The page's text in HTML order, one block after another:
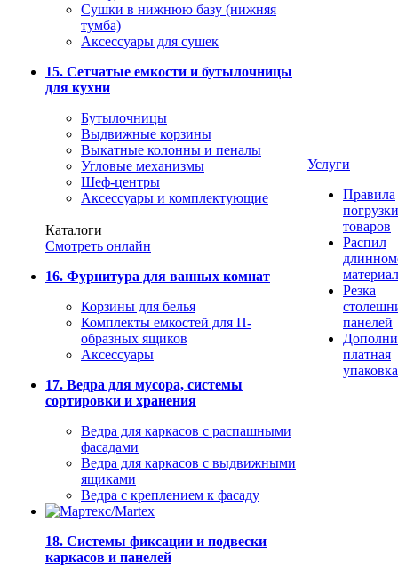
Сушки в нижнюю базу (нижняя
тумба)
Аксессуары для сушек
15. Сетчатые емкости и бутылочницы
для кухни
Бутылочницы
Выдвижные корзины
Выкатные колонны и пеналы
Угловые механизмы
Шеф-центры
Аксессуары и комплектующие
Каталоги
Смотреть онлайн
16. Фурнитура для ванных комнат
Корзины для белья
Комплекты емкостей для П-
образных ящиков
Аксессуары
17. Ведра для мусора, системы
сортировки и хранения
Ведра для каркасов с распашными
фасадами
Ведра для каркасов с выдвижными
ящиками
Ведра с креплением к фасаду
18. Системы фиксации и подвески
каркасов и панелей
Услуги
Правила
погрузки
товаров
Распил
Резка
панелей
платная
упаковка